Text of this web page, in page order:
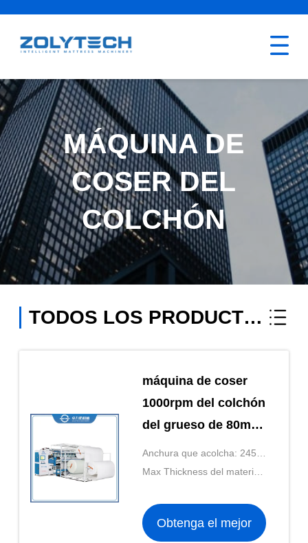
MÁQUINA DE
COSER DEL
COLCHÓN
TODOS LOS PRODUCTOS
máquina de coser
1000rpm del colchón
del grueso de 80m m
para la producción
del colchón
Anchura que acolcha: 2450
milímetros
Max Thickness del material:
Obtenga el mejor